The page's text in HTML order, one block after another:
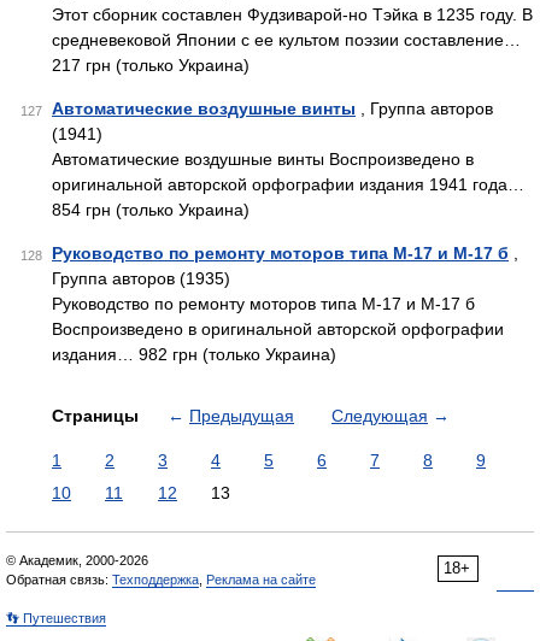
Этот сборник составлен Фудзиварой-но Тэйка в 1235 году. В
средневековой Японии с ее культом поэзии составление…
217 грн (только Украина)
127 Автоматические воздушные винты , Группа авторов
(1941)
Автоматические воздушные винты Воспроизведено в
оригинальной авторской орфографии издания 1941 года…
854 грн (только Украина)
128 Руководство по ремонту моторов типа М-17 и М-17 б
Группа авторов (1935)
Руководство по ремонту моторов типа М-17 и М-17 б
Воспроизведено в оригинальной авторской орфографии
издания… 982 грн (только Украина)
Страницы ← Предыдущая Следующая →
1 2 3 4 5 6 7 8
9
10
11 12 13
18+
© Академик, 2000-2026
Обратная связь: Техподдержка Реклама на сайте
👣 Путешествия